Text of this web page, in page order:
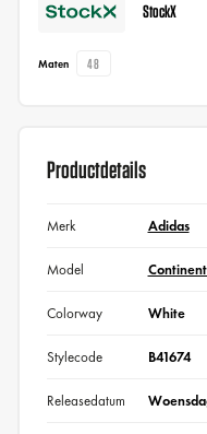
StockX
Maten 48
Productdetails
Merk Adidas
Model
Colorway White
Stylecode B41674
Releasedatum